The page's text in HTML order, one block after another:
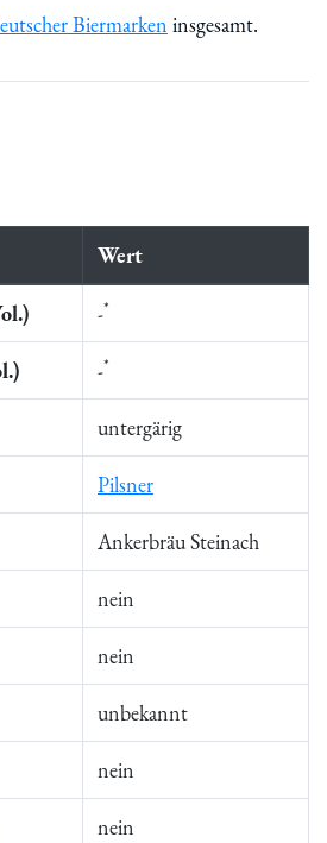
Biermarken insgesamt.
Wert
-*
-*
untergärig
Pilsner
Ankerbräu Steinach
nein
nein
unbekannt
nein
nein